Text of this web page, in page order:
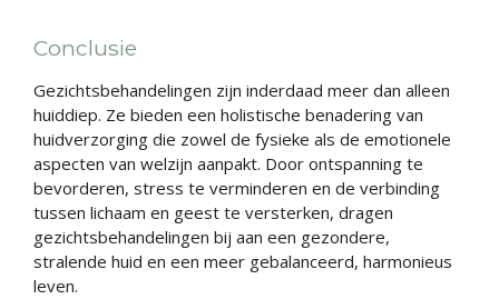
Conclusie
Gezichtsbehandelingen zijn inderdaad meer dan alleen
huiddiep. Ze bieden een holistische benadering van
huidverzorging die zowel de fysieke als de emotionele
aspecten van welzijn aanpakt. Door ontspanning te
bevorderen, stress te verminderen en de verbinding
tussen lichaam en geest te versterken, dragen
gezichtsbehandelingen bij aan een gezondere,
stralende huid en een meer gebalanceerd, harmonieus
leven.